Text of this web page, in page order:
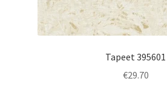
Tapeet 395601
€29.70